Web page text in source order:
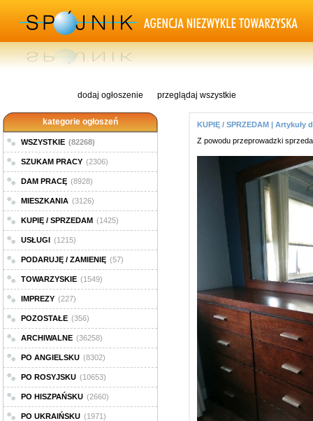
dodaj ogłoszenie przeglądaj wszystkie
kategorie ogłoszeń
WSZYSTKIE (82268)
SZUKAM PRACY (2306)
DAM PRACĘ (8928)
MIESZKANIA (3126)
KUPIĘ / SPRZEDAM (1425)
USŁUGI (1215)
PODARUJĘ / ZAMIENIĘ (57)
TOWARZYSKIE (1549)
IMPREZY (227)
POZOSTAŁE (356)
ARCHIWALNE (36258)
PO ANGIELSKU (8302)
PO ROSYJSKU (10653)
PO HISZPAŃSKU (2660)
PO UKRAIŃSKU (1971)
KUPIĘ / SPRZEDAM | Artykuły
Z powodu przeprowadzki